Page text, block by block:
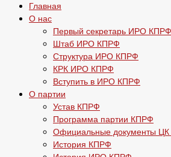
Главная
О нас
Первый секретарь ИРО КПРФ
Штаб ИРО КПРФ
Структура ИРО КПРФ
КРК ИРО КПРФ
Вступить в ИРО КПРФ
О партии
Устав КПРФ
Программа партии КПРФ
Официальные документы
История КПРФ